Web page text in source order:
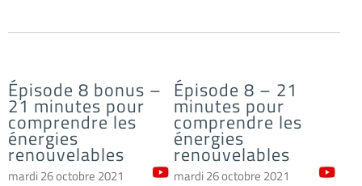
Épisode 8 bonus –
21 minutes pour
comprendre les
énergies
renouvelables
mardi 26 octobre 2021
Épisode 8 – 21
minutes pour
comprendre les
énergies
renouvelables
mardi 26 octobre 2021